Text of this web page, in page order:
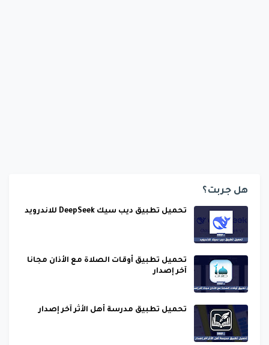
هل جربت؟
تحميل تطبيق ديب سيك DeepSeek للاندرويد
تحميل تطبيق أوقات الصلاة مع الأذان مجانا
آخر إصدار
تحميل تطبيق مدرسة أهل الأثر آخر إصدار